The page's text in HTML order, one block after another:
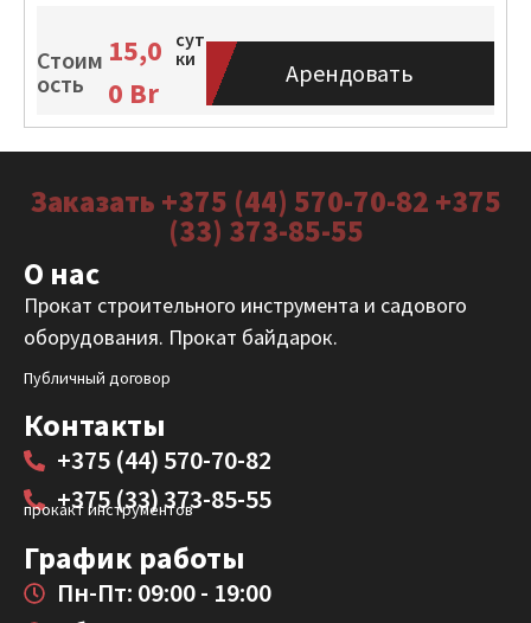
Стоим
ость
15,0
0 Br
сут
ки
Арендовать
Заказать +375 (44) 570-70-82 +375
(33) 373-85-55
О нас
Прокат строительного инструмента и садового
оборудования. Прокат байдарок.
Публичный договор
Контакты
+375 (44) 570-70-82
+375 (33) 373-85-55
прокакт инструментов
График работы
Пн-Пт: 09:00 - 19:00